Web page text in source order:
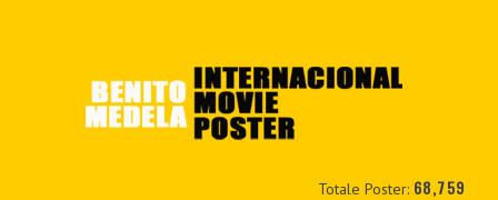
Totale Poster: 68,759